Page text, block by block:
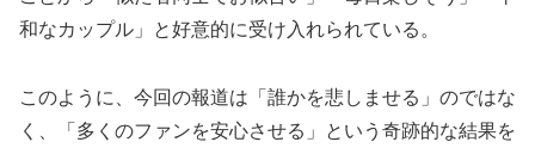
和なカップル」と好意的に受け入れられている。
このように、今回の報道は「誰かを悲しませる」のではな
く、「多くのファンを安心させる」という奇跡的な結果を